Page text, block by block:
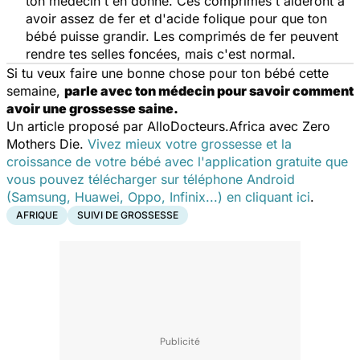
avoir assez de fer et d'acide folique pour que ton
bébé puisse grandir. Les comprimés de fer peuvent
rendre tes selles foncées, mais c'est normal.
Si tu veux faire une bonne chose pour ton bébé cette
semaine, parle avec ton médecin pour savoir comment
avoir une grossesse saine.
Un article proposé par AlloDocteurs.Africa avec Zero
Mothers Die. Vivez mieux votre grossesse et la
croissance de votre bébé avec l'application gratuite que
vous pouvez télécharger sur téléphone Android
(Samsung, Huawei, Oppo, Infinix...) en cliquant ici.
AFRIQUE SUIVI DE GROSSESSE